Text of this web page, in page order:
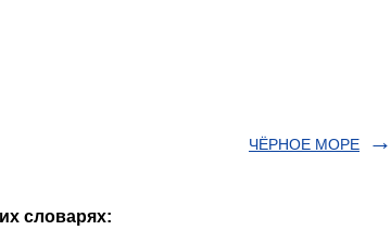
ЧЁРНОЕ МОРЕ
словарях: